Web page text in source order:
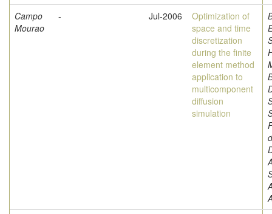
Campo
Mourao
- Jul-2006
Optimization of
space and time
discretization
during the finite
element method
application to
multicomponent
diffusion
simulation